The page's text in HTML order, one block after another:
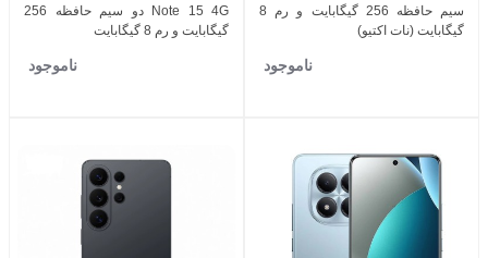
سیم حافظه 256 گیگابایت و رم 8
گیگابایت (نات اکتیو)
ناموجود
Note 15 4G دو سیم حافظه 256
گیگابایت و رم 8 گیگابایت
ناموجود